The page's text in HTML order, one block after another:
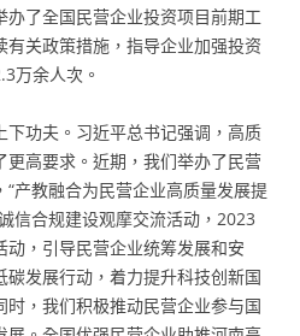
了全国民营企业投资项目前期工
关政策措施，指导企业加强投资
万余人次。
下功夫。习近平总书记强调，高质
高要求。近期，我们举办了民营
产教融合为民营企业高质量发展提
信合规建设观摩交流活动，2023
，引导民营企业统筹发展和安
发展行动，着力提升科技创新国
，我们积极推动民营企业参与国